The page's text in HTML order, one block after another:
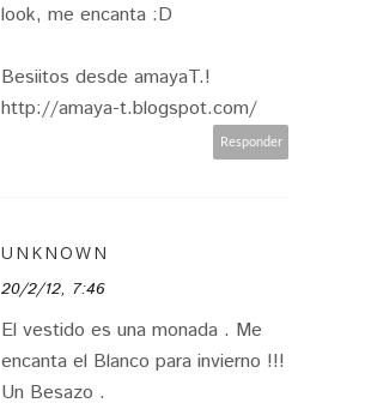
look, me encanta :D
Besiitos desde amayaT.!
http://amaya-t.blogspot.com/
Responder
UNKNOWN
20/2/12, 7:46
El vestido es una monada . Me
encanta el Blanco para invierno !!!
Un Besazo .